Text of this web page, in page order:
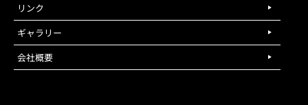
リンク
ギャラリー
会社概要